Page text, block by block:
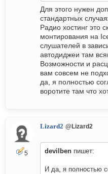
Для этого нужен
стандартных
Радио хостинг это
монтирования на
слушателей в
автодиджеи там
Возможности и
вам совсем не
да, я полностью
воротите там что
5
Lizard2 @Lizard2
devilben пишет:
И да, я полностью